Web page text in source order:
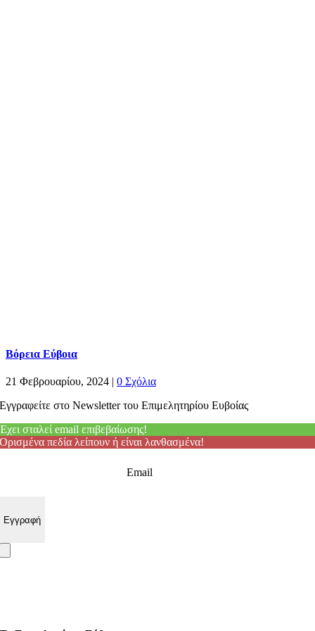
Βόρεια Εύβοια
21 Φεβρουαρίου, 2024 | 0 Σχόλια
Εγγραφείτε στο Newsletter του Επιμελητηρίου Ευβοίας
Έχει σταλεί email επιβεβαίωσης!
Ορισμένα πεδία λείπουν ή είναι λανθασμένα!
Email